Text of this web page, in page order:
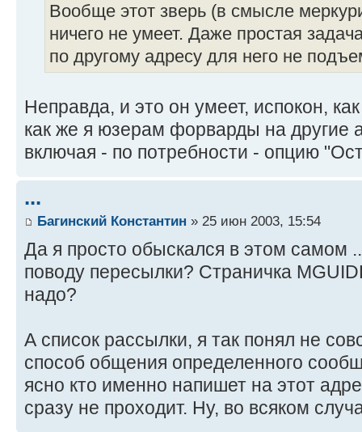
Вообще этот зверь (в смысле
ничего не умеет. Даже простая
по другому адресу для него не
Неправда, и это он умеет, испокон,
как же я юзерам форварды на другие
включая - по потребности - опцию
...
Багинский Константин » 25 июн 2003, 15:54
Да я просто обыскался в этом самом
поводу пересылки? Страничка
надо?
А список рассылки, я так понял не
способ общения определенного
ясно кто именно напишет на этот
сразу не проходит. Ну, во всяком